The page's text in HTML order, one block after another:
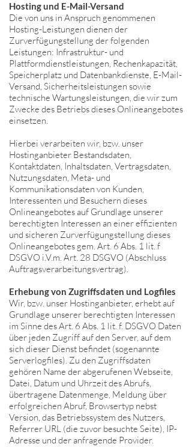
Hosting und E-Mail-Versand
Die von uns in Anspruch genommenen
Hosting-Leistungen dienen der
Zurverfügungstellung der folgenden
Leistungen: Infrastruktur- und
Plattformdienstleistungen, Rechenkapazität,
Speicherplatz und Datenbankdienste, E-Mail-
Versand, Sicherheitsleistungen sowie
technische Wartungsleistungen, die wir zum
Zwecke des Betriebs dieses Onlineangebotes
einsetzen.
Hierbei verarbeiten wir, bzw. unser
Hostinganbieter Bestandsdaten,
Kontaktdaten, Inhaltsdaten, Vertragsdaten,
Nutzungsdaten, Meta- und
Kommunikationsdaten von Kunden,
Interessenten und Besuchern dieses
Onlineangebotes auf Grundlage unserer
berechtigten Interessen an einer effizienten
und sicheren Zurverfügungstellung dieses
Onlineangebotes gem. Art. 6 Abs. 1 lit. f
DSGVO i.V.m. Art. 28 DSGVO (Abschluss
Auftragsverarbeitungsvertrag).
Erhebung von Zugriffsdaten und Logfiles
Wir, bzw. unser Hostinganbieter, erhebt auf
Grundlage unserer berechtigten Interessen
im Sinne des Art. 6 Abs. 1 lit. f. DSGVO Daten
über jeden Zugriff auf den Server, auf dem
sich dieser Dienst befindet (sogenannte
Serverlogfiles). Zu den Zugriffsdaten
gehören Name der abgerufenen Webseite,
Datei, Datum und Uhrzeit des Abrufs,
übertragene Datenmenge, Meldung über
erfolgreichen Abruf, Browsertyp nebst
Version, das Betriebssystem des Nutzers,
Referrer URL (die zuvor besuchte Seite), IP-
Adresse und der anfragende Provider.